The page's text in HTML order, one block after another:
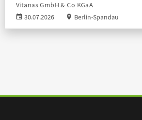
30.07.2026
Vitanas GmbH & Co KGaA
Berlin-Spandau